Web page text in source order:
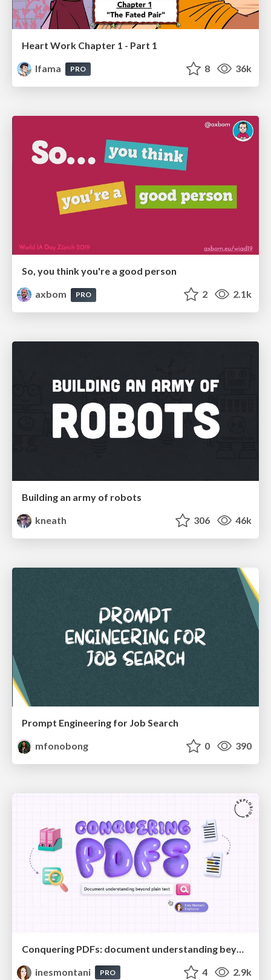
Heart Work Chapter 1 - Part 1
lfama
PRO 8 36k
So, you think you're a good person
axbom
PRO 2 2.1k
Building an army of robots
kneath
306 46k
Prompt Engineering for Job Search
mfonobong
0 390
inesmontani
PRO 4 2.9k